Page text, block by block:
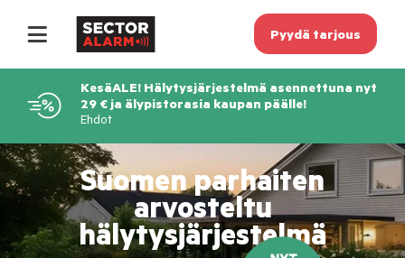
Pyydä tarjous
KesäALE! Hälytysjärjestelmä asennettuna nyt
29 € ja älypistorasia kaupan päälle!
Ehdot
Suomen parhaiten
arvosteltu
hälytysjärjestelmä